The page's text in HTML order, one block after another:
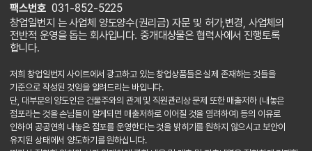
팩스번호 031-852-5225
창업일번지 는 사업체 양도양수(권리금) 자문 및 허가,변경, 사업체의
전반적 운영을 돕는 회사입니다. 중개대상물은 협력사에서 진행토록
합니다.
저희 창업일번지 사이트에서 광고하고 있는 창업상품들은 실제 존재하는 것들을
기준으로 작성된 것임을 알려드리는 바입니다.
단, 대부분의 양도인은 건물주와의 관계 및 직원관리상 문제 또한 매출저하 (내놓은
점포라는 것을 손님들이 알게되면 매출저하로 이어질 것을 염려하여) 등의 이유로
인하여 공공연희 내놓은 점포를 운영한다는 것을 밝히기를 원하지 않으시고 보안이
유지된 상태에서 양도하기를 원하십니다.